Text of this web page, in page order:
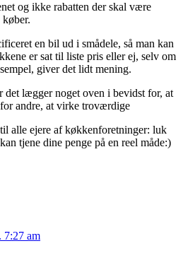
og ikke rabatten der skal være
en bil ud i smådele, så man kan
er sat til liste pris eller ej, selv om
giver det lidt mening.
det lægger noget oven i bevidst for, at
andre, at virke troværdige
alle ejere af køkkenforetninger: luk
tjene dine penge på en reel måde:)
7:27 am